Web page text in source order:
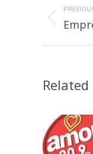
post:
Related